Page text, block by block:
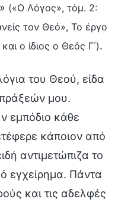
» («Ο Λόγος», τόμ. 2:
τον Θεό», Το έργο
ο ίδιος ο Θεός Γ΄).
του Θεού, είδα
μου.
εμπόδιο κάθε
κάποιον από
αντιμετώπιζα το
εγχείρημα. Πάντα
και τις αδελφές